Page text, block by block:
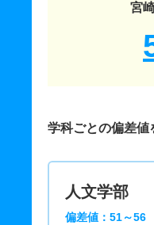
宮
学科ごとの偏差値
人文学部
偏差値：51～56